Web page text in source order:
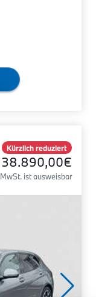
Kürzlich reduziert
38.890,00€
MwSt. ist ausweisbar